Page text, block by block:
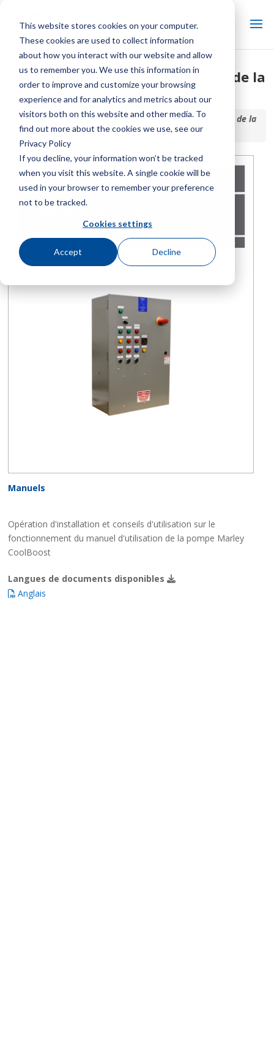
This website stores cookies on your computer.
These cookies are used to collect information
about how you interact with our website and allow
us to remember you. We use this information in
order to improve and customize your browsing
experience and for analytics and metrics about our
visitors both on this website and other media. To
find out more about the cookies we use, see our
Privacy Policy
If you decline, your information won’t be tracked
when you visit this website. A single cookie will be
used in your browser to remember your preference
not to be tracked.
Cookies settings
Accept Decline
Manuel d'utilisation du contrôle de la
pompe CoolBoost
Accueil / Bibliothèque /Manuel d'utilisation du contrôle de la
pompe CoolBoost
Manuels
Opération d'installation et conseils d'utilisation sur le
fonctionnement du manuel d'utilisation de la pompe Marley
CoolBoost
Langues de documents disponibles
Anglais